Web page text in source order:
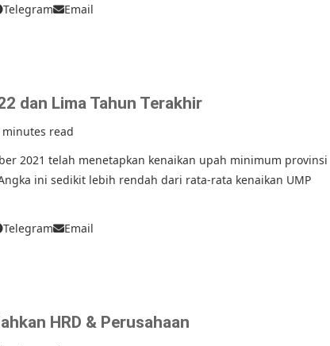
Telegram Email
dan Lima Tahun Terakhir
minutes read
2021 telah menetapkan kenaikan upah minimum provinsi
ini sedikit lebih rendah dari rata-rata kenaikan UMP
Telegram Email
HRD & Perusahaan